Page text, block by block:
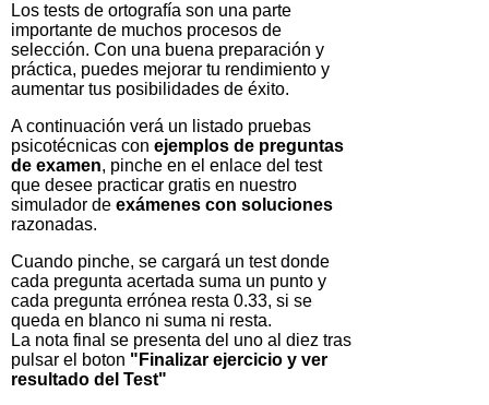
Los tests de ortografía son una parte
importante de muchos procesos de
selección. Con una buena preparación y
práctica, puedes mejorar tu rendimiento y
aumentar tus posibilidades de éxito.
A continuación verá un listado pruebas
psicotécnicas con ejemplos de preguntas
de examen, pinche en el enlace del test
que desee practicar gratis en nuestro
simulador de exámenes con soluciones
razonadas.
Cuando pinche, se cargará un test donde
cada pregunta acertada suma un punto y
cada pregunta errónea resta 0.33, si se
queda en blanco ni suma ni resta.
La nota final se presenta del uno al diez tras
pulsar el boton "Finalizar ejercicio y ver
resultado del Test"